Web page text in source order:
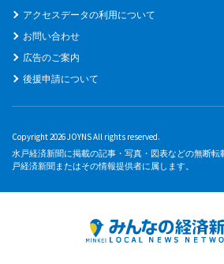
アクセスデータの利用について
お問い合わせ
広告のご案内
後援申請について
Copyright 2026 JOYNS All rights reserved.
水戸経済新聞に掲載の記事・写真・図表などの無断転
戸経済新聞またはその情報提供者に属します。